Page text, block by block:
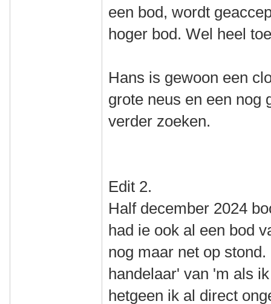
een bod, wordt
hoger bod. Wel heel
Hans is gewoon een
grote neus en een
verder zoeken.
Edit 2.
Half december 2024
had ie ook al een bod
nog maar net op
handelaar' van 'm als
hetgeen ik al direct